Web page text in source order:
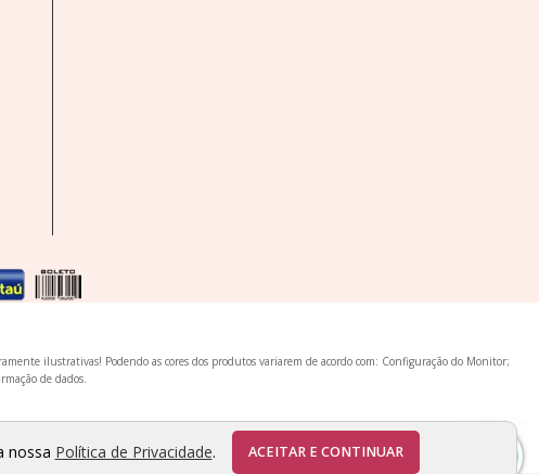
ilustrativas! Podendo as cores dos produtos variarem de acordo com: Configuração do Monitor;
de dados.
nossa Política de Privacidade. ACEITAR E CONTINUAR